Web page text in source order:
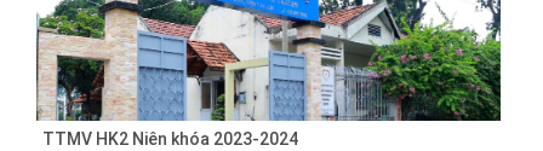
TTMV HK2 Niên khóa 2023-2024